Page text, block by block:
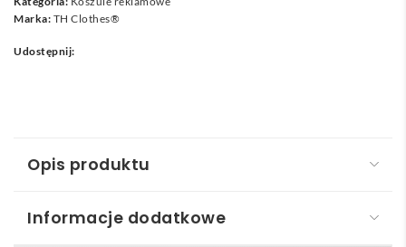
Marka: TH Clothes®
Udostępnij:
Opis produktu
Informacje dodatkowe